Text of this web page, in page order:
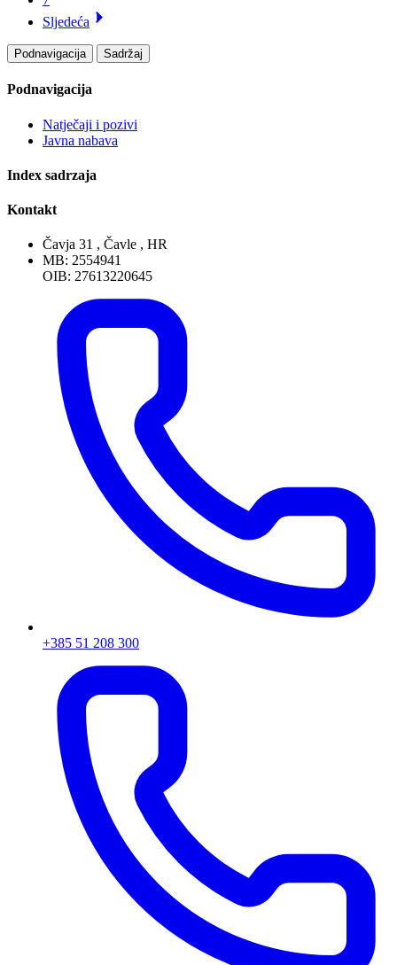
Sljedeća
Podnavigacija Sadržaj
Podnavigacija
Natječaji i pozivi
Javna nabava
Index sadrzaja
Kontakt
Čavja 31 , Čavle , HR
MB: 2554941
OIB: 27613220645
+385 51 208 300